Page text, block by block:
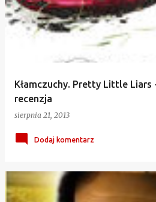
Kłamczuchy. Pretty Little Liars
recenzja
sierpnia 21, 2013
Dodaj komentarz